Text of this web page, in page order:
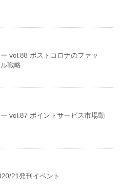
vol.88 ポストコロナのファッ
戦略
vol.87 ポイントサービス市場動
21発刊イベント